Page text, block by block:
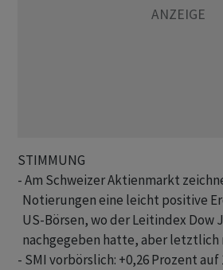
STIMMUNG
- Am Schweizer Aktienmarkt
Notierungen eine leicht
US-Börsen, wo der Leitindex Dow
nachgegeben hatte, aber
- SMI vorbörslich: +0,26 Prozent